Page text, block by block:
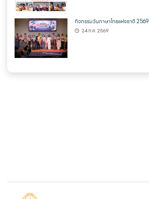
กิจกรรมวันภาษาไทยแห่งชาติ 2569
24 ก.ค. 2569